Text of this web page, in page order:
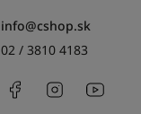
info@cshop.sk
02 / 3810 4183
FacebookInstagram